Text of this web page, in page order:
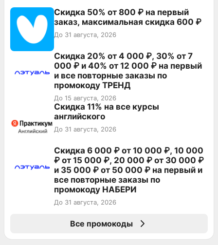
Скидка 50% от 800 ₽ на первый
заказ, максимальная скидка 600 ₽
До 31 августа, 2026
Скидка 20% от 4 000 ₽, 30% от 7
000 ₽ и 40% от 12 000 ₽ на первый
и все повторные заказы по
промокоду ТРЕНД
До 15 августа, 2026
Скидка 11% на все курсы
английского
До 31 августа, 2026
Скидка 6 000 ₽ от 10 000 ₽, 10 000
₽ от 15 000 ₽, 20 000 ₽ от 30 000 ₽
и 35 000 ₽ от 50 000 ₽ на первый и
все повторные заказы по
промокоду НАБЕРИ
До 31 августа, 2026
Все промокоды